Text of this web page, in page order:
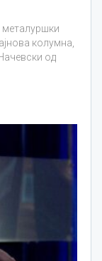
металуршки
колумна,
од